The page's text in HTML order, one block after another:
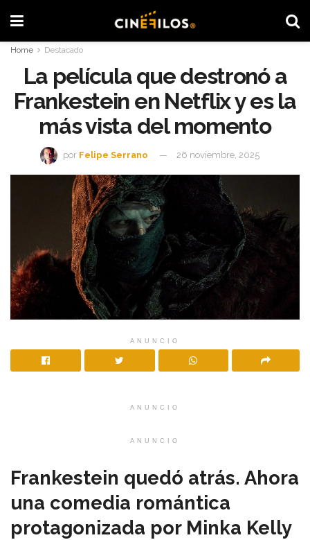
Home Destacado
La película que destronó a
Frankestein en Netflix y es la
más vista del momento
por Felipe Serrano 26 noviembre, 2025
ANUNCIO
ANUNCIO
ANUNCIO
Frankestein quedó atrás. Ahora
una comedia romántica
protagonizada por Minka Kelly